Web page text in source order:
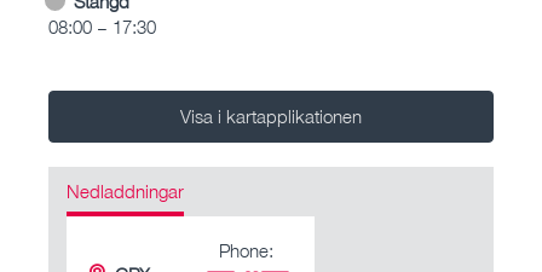
08:00 – 17:30
Visa i kartapplikationen
Nedladdningar
Phone: